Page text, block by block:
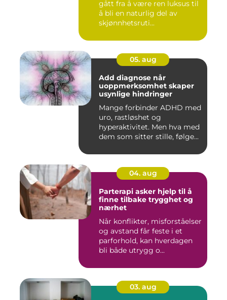
gått fra å være ren luksus til
å bli en naturlig del av
skjønnhetsruti...
05. aug
Add diagnose når
uoppmerksomhet skaper
usynlige hindringer
Mange forbinder ADHD med
uro, rastløshet og
hyperaktivitet. Men hva med
dem som sitter stille, følge...
04. aug
Parterapi asker hjelp til å
finne tilbake trygghet og
nærhet
Når konflikter, misforståelser
og avstand får feste i et
parforhold, kan hverdagen
bli både utrygg o...
03. aug